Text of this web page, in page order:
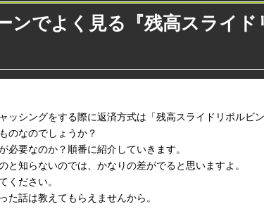
ンでよく見る『残高スライ
ッシングをする際に返済方式は「残高スライドリボルビ
のなのでしょうか？
必要なのか？順番に紹介していきます。
と知らないのでは、かなりの差がでると思いますよ。
ください。
た話は教えてもらえませんから。